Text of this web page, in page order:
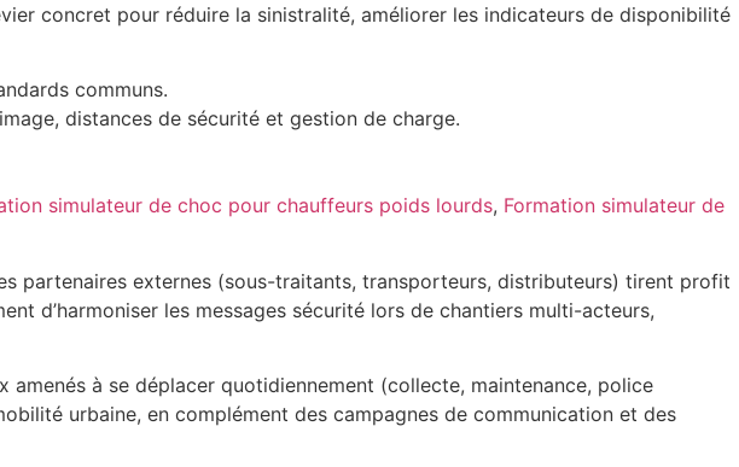
concret pour réduire la sinistralité, améliorer les indicateurs de disponibilité
communs.
distances de sécurité et gestion de charge.
simulateur de choc pour chauffeurs poids lourds, Formation simulateur de
partenaires externes (sous-traitants, transporteurs, distributeurs) tirent profit
d’harmoniser les messages sécurité lors de chantiers multi-acteurs,
à se déplacer quotidiennement (collecte, maintenance, police
urbaine, en complément des campagnes de communication et des